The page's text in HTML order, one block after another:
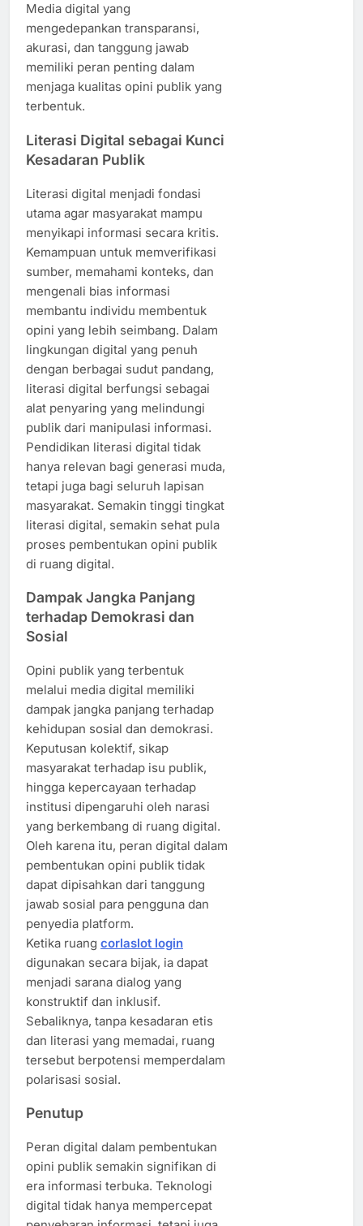
Media digital yang
mengedepankan transparansi,
akurasi, dan tanggung jawab
memiliki peran penting dalam
menjaga kualitas opini publik yang
terbentuk.
Literasi Digital sebagai Kunci
Kesadaran Publik
Literasi digital menjadi fondasi
utama agar masyarakat mampu
menyikapi informasi secara kritis.
Kemampuan untuk memverifikasi
sumber, memahami konteks, dan
mengenali bias informasi
membantu individu membentuk
opini yang lebih seimbang. Dalam
lingkungan digital yang penuh
dengan berbagai sudut pandang,
literasi digital berfungsi sebagai
alat penyaring yang melindungi
publik dari manipulasi informasi.
Pendidikan literasi digital tidak
hanya relevan bagi generasi muda,
tetapi juga bagi seluruh lapisan
masyarakat. Semakin tinggi tingkat
literasi digital, semakin sehat pula
proses pembentukan opini publik
di ruang digital.
Dampak Jangka Panjang
terhadap Demokrasi dan
Sosial
Opini publik yang terbentuk
melalui media digital memiliki
dampak jangka panjang terhadap
kehidupan sosial dan demokrasi.
Keputusan kolektif, sikap
masyarakat terhadap isu publik,
hingga kepercayaan terhadap
institusi dipengaruhi oleh narasi
yang berkembang di ruang digital.
Oleh karena itu, peran digital dalam
pembentukan opini publik tidak
dapat dipisahkan dari tanggung
jawab sosial para pengguna dan
penyedia platform.
Ketika ruang corlaslot login
digunakan secara bijak, ia dapat
menjadi sarana dialog yang
konstruktif dan inklusif.
Sebaliknya, tanpa kesadaran etis
dan literasi yang memadai, ruang
tersebut berpotensi memperdalam
polarisasi sosial.
Penutup
Peran digital dalam pembentukan
opini publik semakin signifikan di
era informasi terbuka. Teknologi
digital tidak hanya mempercepat